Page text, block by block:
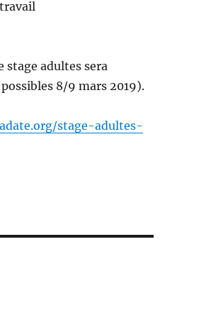
stage adultes sera
8/9 mars 2019).
stage-adultes-